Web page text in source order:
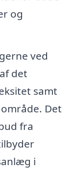
og
ved
det
samt
Det
fra
i